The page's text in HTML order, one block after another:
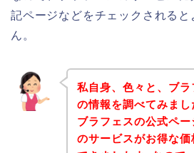
記ページなどをチェックされる
ん。
私自身、色々と、ブ
の情報を調べてみま
ブラフェスの公式ペ
のサービスがお得な